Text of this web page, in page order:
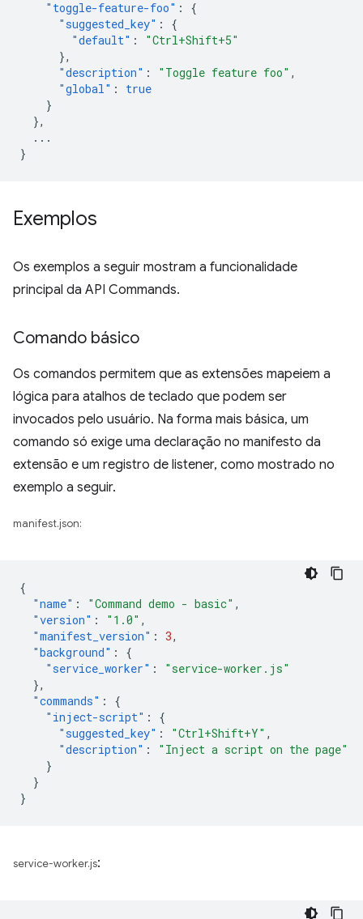
"toggle-feature-foo" :
{
"suggested_key" :
{
"default" :
"Ctrl+Shift+5"
},
"description" : "Toggle feature foo" ,
"global" :
true
}
},
...
}
Exemplos
Os exemplos a seguir mostram a funcionalidade
principal da API Commands.
Comando básico
Os comandos permitem que as extensões mapeiem a
lógica para atalhos de teclado que podem ser
invocados pelo usuário. Na forma mais básica, um
comando só exige uma declaração no manifesto da
extensão e um registro de listener, como mostrado no
exemplo a seguir.
manifest.json:
{
"name" : "Command demo - basic" ,
"version" : "1.0" ,
"manifest_version" : 3,
"background" :
{
"service_worker" :
"service-worker.js"
},
"commands" :
{
"inject-script" :
{
"suggested_key" : "Ctrl+Shift+Y" ,
"description" :
"Inject a script on the page"
}
}
}
service-worker.js: